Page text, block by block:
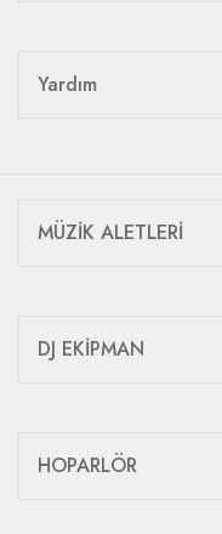
Yardım
MÜZİK ALETLERİ
DJ EKİPMAN
HOPARLÖR